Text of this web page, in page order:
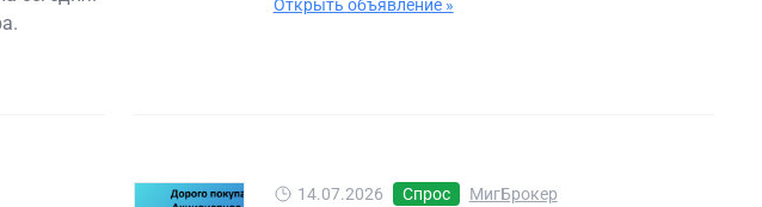
Открыть объявление »
14.07.2026 Спрос МигБрокер